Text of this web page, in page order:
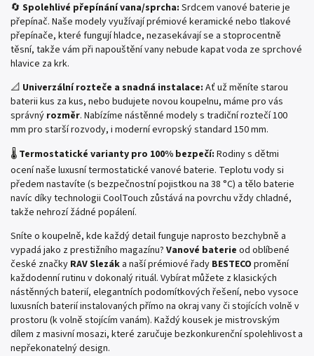
🔄 Spolehlivé přepínání vana/sprcha: Srdcem vanové baterie je
přepínač. Naše modely využívají prémiové keramické nebo tlakové
přepínače, které fungují hladce, nezasekávají se a stoprocentně
těsní, takže vám při napouštění vany nebude kapat voda ze sprchové
hlavice za krk.
📐 Univerzální rozteče a snadná instalace: Ať už měníte starou
baterii kus za kus, nebo budujete novou koupelnu, máme pro vás
správný rozměr. Nabízíme nástěnné modely s tradiční roztečí 100
mm pro starší rozvody, i moderní evropský standard 150 mm.
🌡️ Termostatické varianty pro 100% bezpečí: Rodiny s dětmi
ocení naše luxusní termostatické vanové baterie. Teplotu vody si
předem nastavíte (s bezpečnostní pojistkou na 38 °C) a tělo baterie
navíc díky technologii CoolTouch zůstává na povrchu vždy chladné,
takže nehrozí žádné popálení.
Sníte o koupelně, kde každý detail funguje naprosto bezchybně a
vypadá jako z prestižního magazínu? Vanové baterie od oblíbené
české značky RAV Slezák a naší prémiové řady BESTECO promění
každodenní rutinu v dokonalý rituál. Vybírat můžete z klasických
nástěnných baterií, elegantních podomítkových řešení, nebo vysoce
luxusních baterií instalovaných přímo na okraj vany či stojících volně v
prostoru (k volně stojícím vanám). Každý kousek je mistrovským
dílem z masivní mosazi, které zaručuje bezkonkurenční spolehlivost a
nepřekonatelný design.